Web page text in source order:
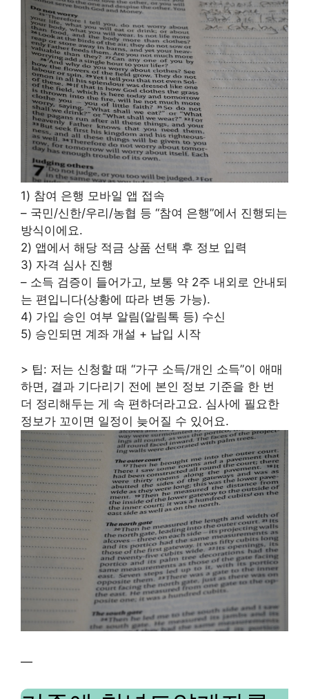
1) 참여 은행 모바일 앱 접속
– 국민/신한/우리/농협 등 “참여 은행”에서 진행되는
방식이에요.
2) 앱에서 해당 적금 상품 선택 후 정보 입력
3) 자격 심사 진행
– 소득 검증이 들어가고, 보통 약 2주 내외로 안내되
는 편입니다(상황에 따라 변동 가능).
4) 가입 승인 여부 알림(알림톡 등) 수신
5) 승인되면 계좌 개설 + 납입 시작
> 팁: 저는 신청할 때 “가구 소득/개인 소득”이 애매
하면, 결과 기다리기 전에 본인 정보 기준을 한 번
더 정리해두는 게 속 편하더라고요. 심사에 필요한
정보가 꼬이면 일정이 늦어질 수 있어요.
—